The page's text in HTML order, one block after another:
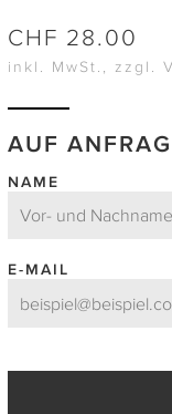
CHF 28.00
inkl. MwSt., zzgl.
AUF
NAME
E-MAIL